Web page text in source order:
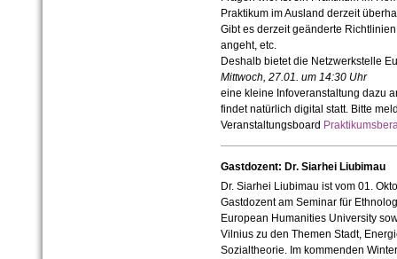
Praktikum im Ausland derzeit
Gibt es derzeit geänderte
angeht, etc.
Deshalb bietet die Netzwerkstelle
Mittwoch, 27.01. um 14:30 Uhr
eine kleine Infoveranstaltung dazu
findet natürlich digital statt. Bitte
Veranstaltungsboard
Gastdozent: Dr. Siarhei Liubimau
Dr. Siarhei Liubimau ist vom 01.
Gastdozent am Seminar für
European Humanities University
Vilnius zu den Themen Stadt,
Sozialtheorie. Im kommenden